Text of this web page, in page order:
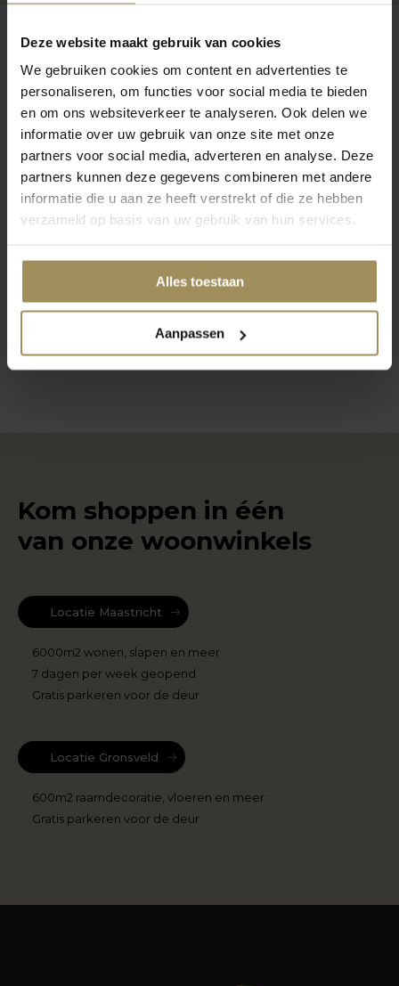
Deze website maakt gebruik van cookies
We gebruiken cookies om content en advertenties te
personaliseren, om functies voor social media te bieden
en om ons websiteverkeer te analyseren. Ook delen we
informatie over uw gebruik van onze site met onze
partners voor social media, adverteren en analyse. Deze
partners kunnen deze gegevens combineren met andere
informatie die u aan ze heeft verstrekt of die ze hebben
verzameld op basis van uw gebruik van hun services.
Alles toestaan
Aanpassen
Op zoek naar meer inspiratie?
Eetkamertafels Eetkamerbanken
Kom shoppen in één
van onze woonwinkels
Locatie Maastricht
6000m2 wonen, slapen en meer
7 dagen per week geopend
Gratis parkeren voor de deur
Locatie Gronsveld
600m2 raamdecoratie, vloeren en meer
Gratis parkeren voor de deur